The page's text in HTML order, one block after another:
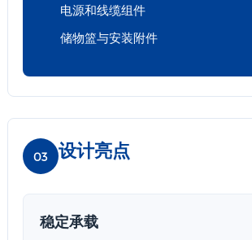
电源和线缆组件
储物篮与安装附件
03 设计亮点
稳定承载